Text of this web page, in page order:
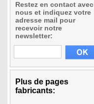
Restez en contact avec
nous et indiquez votre
adresse mail pour
recevoir notre
newsletter:
Plus de pages
fabricants: